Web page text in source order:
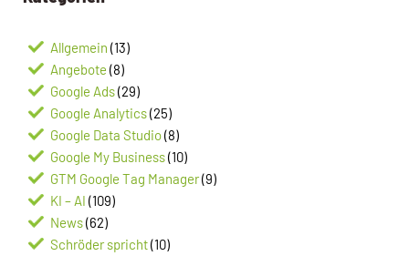
Allgemein (13)
Angebote (8)
Google Ads(29)
Google Analytics(25)
Google Data Studio(8)
Google My Business(10)
GTM Google Tag Manager(9)
KI – AI (109)
News(62)
Schröder spricht(10)